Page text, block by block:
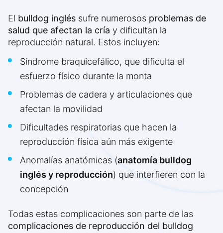
El bulldog inglés sufre numerosos problemas de
salud que afectan la cría y dificultan la
reproducción natural. Estos incluyen:
Síndrome braquicefálico, que dificulta el
esfuerzo físico durante la monta
Problemas de cadera y articulaciones que
afectan la movilidad
Dificultades respiratorias que hacen la
reproducción física aún más exigente
Anomalías anatómicas (anatomía bulldog
inglés y reproducción) que interfieren con la
concepción
Todas estas complicaciones son parte de las
complicaciones de reproducción del bulldog